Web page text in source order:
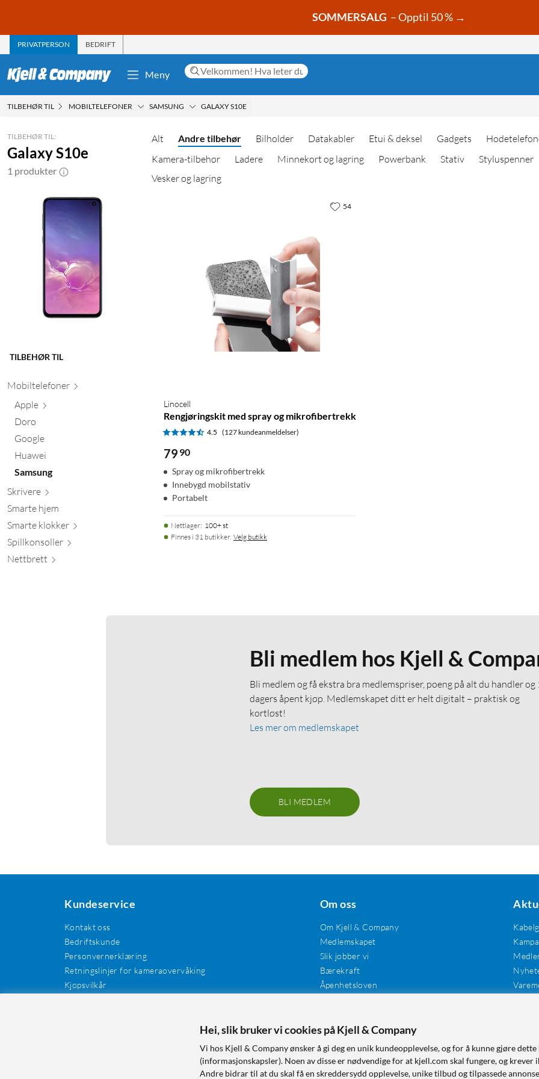
SOMMERSALG – Opptil 50 % →
PRIVATPERSON BEDRIFT
Meny
TILBEHØR TIL MOBILTELEFONER SAMSUNG GALAXY S10E
TILBEHØR TIL:
Galaxy S10e
1 produkter
TILBEHØR TIL
Mobiltelefoner
Apple
Doro
Google
Huawei
Samsung
Skrivere
Smarte hjem
Smarte klokker
Spillkonsoller
Nettbrett
Alt Andre tilbehør Bilholder Datakabler Etui & deksel Gadgets
Kamera-tilbehør
Ladere Minnekort og lagring Powerbank Stativ Styluspenner
Vesker og lagring
Linocell
Rengjøringskit med spray og mikrofibertrekk
4.5 (127 kundeanmeldelser)
79 90
Spray og mikrofibertrekk
Innebygd mobilstativ
Portabelt
Nettlager: 100+ st
Finnes i 31 butikker. Velg butikk
54
Bli medlem hos Kjell &
Bli medlem og få ekstra bra medlemspriser, poeng på alt du handler og
dagers åpent kjøp. Medlemskapet ditt er helt digitalt – praktisk og
kortløst!
Les mer om medlemskapet
BLI MEDLEM
Kundeservice
Kontakt oss
Bedriftskunde
Personvernerklæring
Retningslinjer for kameraovervåking
Kjøpsvilkår
Om oss
Om Kjell & Company
Medlemskapet
Slik jobber vi
Bærekraft
Åpenhetsloven
Tilgjengelighet
Hei, slik bruker vi cookies på Kjell & Company
Vi hos Kjell & Company ønsker å gi deg en unik kundeopplevelse, og for å kunne gjøre
(informasjonskapsler). Noen av disse er nødvendige for at kjell.com skal fungere, og krever
Andre bidrar til at du skal få en skreddersydd opplevelse, unike tilbud og tilpassede